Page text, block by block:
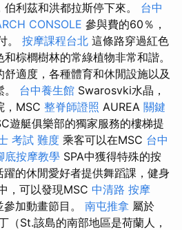
利茲和洪都拉斯停下來。 台中
CONSOLE 參與費的60％，
。 按摩課程台北 這條路穿過紅色
棕櫚樹林的常綠植物非常和諧。
適度，各種體育和休閒設施以及
台中養生館 Swarosvki水晶，
，MSC 整脊師證照 AUREA 關鍵
遊艇俱樂部的獨家服務的樓梯提
考試 難度 乘客可以在MSC 台中
底按摩教學 SPA中獲得特殊的按
躍的休閒愛好者提供舞蹈課，健身
，可以發現MSC 中清路 按摩
加動畫節目。 南屯推拿 屬於
St.該島的南部地區是荷蘭人，